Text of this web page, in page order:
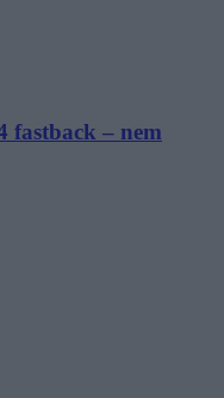
fastback – nem